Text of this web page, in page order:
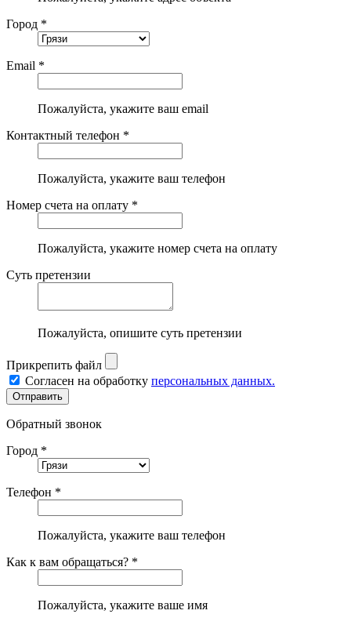
Город *
Email *
Пожалуйста, укажите ваш email
Контактный телефон *
Пожалуйста, укажите ваш телефон
Номер счета на оплату *
Пожалуйста, укажите номер счета на оплату
Суть претензии
Пожалуйста, опишите суть претензии
Прикрепить файл
Согласен на обработку персональных данных.
Обратный звонок
Город *
Телефон *
Пожалуйста, укажите ваш телефон
Как к вам обращаться? *
Пожалуйста, укажите ваше имя